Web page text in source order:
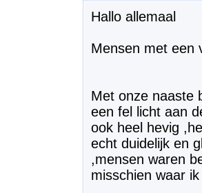
Hallo allemaal
Mensen met een
Met onze naaste
een fel licht aan
ook heel hevig
echt duidelijk en
,mensen waren
misschien waar